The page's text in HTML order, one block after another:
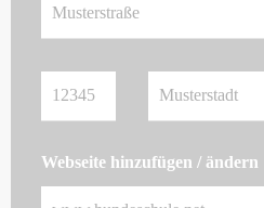
Webseite hinzufügen / ändern